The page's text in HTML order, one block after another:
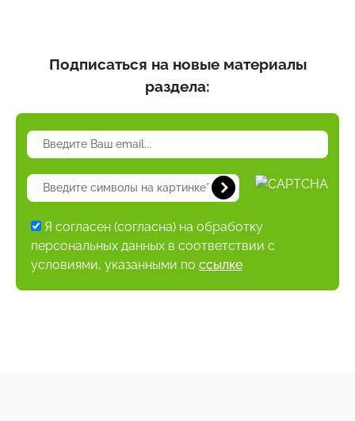
Подписаться на новые материалы
раздела:
Я согласен (согласна) на обработку
персональных данных в соответствии с
условиями, указанными по ссылке